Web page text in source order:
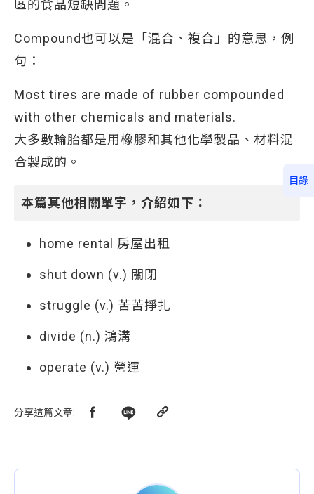
區的食品短缺問題。
Compound也可以是「混合、複合」的意思，例
句：
Most tires are made of rubber compounded
with other chemicals and materials.
大多數輪胎都是用橡膠和其他化學製品、材料混
合製成的。
本篇其他相關單字，介紹如下：
home rental 房屋出租
shut down (v.) 關閉
struggle (v.) 苦苦掙扎
divide (n.) 鴻溝
operate (v.) 營運
分享這篇文章:
目錄